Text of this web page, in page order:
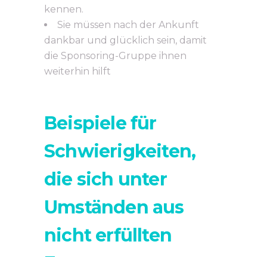
kennen.
Sie müssen nach der Ankunft
dankbar und glücklich sein, damit
die Sponsoring-Gruppe ihnen
weiterhin hilft
Beispiele für
Schwierigkeiten,
die sich unter
Umständen aus
nicht erfüllten